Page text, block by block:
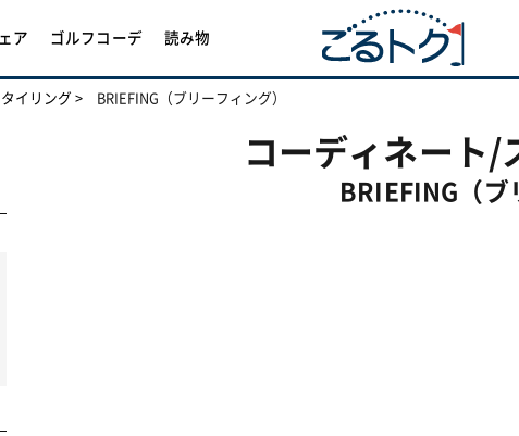
ア ゴルフコーデ 読み物
イリング BRIEFING（ブリーフィング）
コーディネート/
BRIEFING（ブ